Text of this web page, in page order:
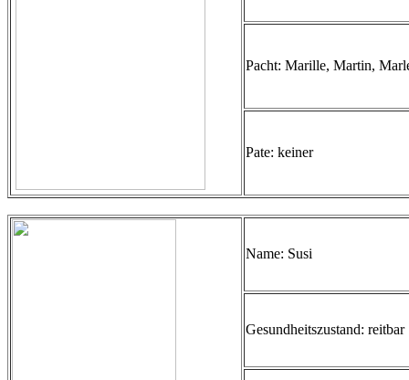
Pacht: Marille, Martin,
Pate: keiner
Name: Susi
Gesundheitszustand: reitbar